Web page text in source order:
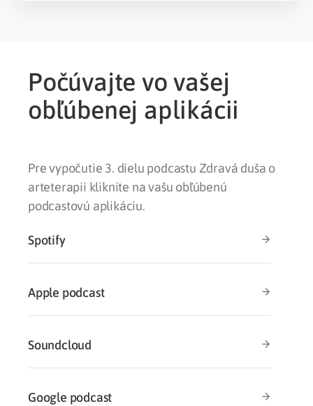
Počúvajte vo vašej
obľúbenej aplikácii
Pre vypočutie 3. dielu podcastu Zdravá duša o
arteterapii kliknite na vašu obľúbenú
podcastovú aplikáciu.
Spotify
Apple podcast
Soundcloud
Google podcast